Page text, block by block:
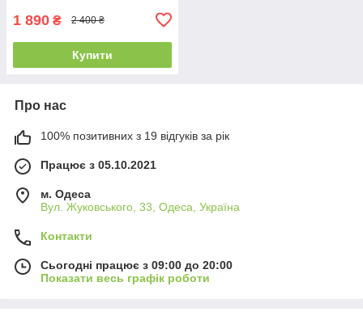
1 890 ₴ 2 400 ₴
Купити
Про нас
100% позитивних з 19 відгуків за рік
Працює з 05.10.2021
м. Одеса
Вул. Жуковського, 33, Одеса, Україна
Контакти
Сьогодні працює з 09:00 до 20:00
Показати весь графік роботи